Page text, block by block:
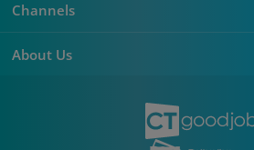
Channels
About Us